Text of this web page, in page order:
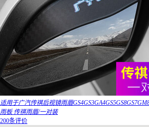
适用于广汽传祺后视镜雨眉
雨板 传祺雨眉/一对装
200条评价